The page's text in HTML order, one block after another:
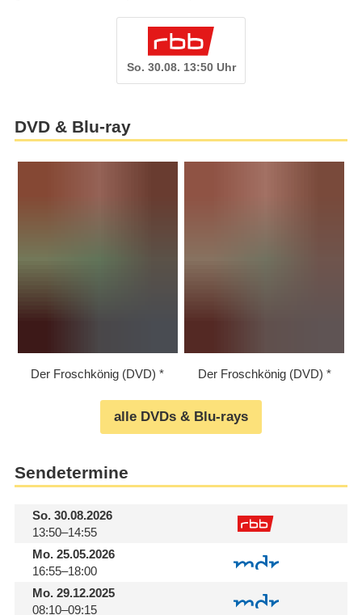
So. 30.08. 13:50 Uhr
DVD & Blu-ray
Der Froschkönig (DVD) Der Froschkönig (DVD)
alle DVDs & Blu-rays
Sendetermine
So.30.08.2026
13:50–14:55
Mo.25.05.2026
16:55–18:00
Mo.29.12.2025
08:10–09:15